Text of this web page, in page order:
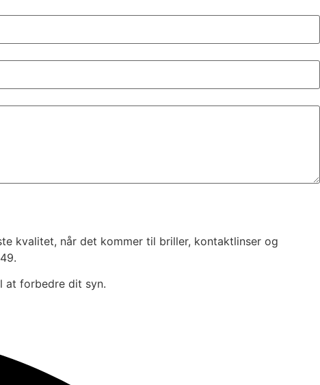
kvalitet, når det kommer til briller, kontaktlinser og
at forbedre dit syn.